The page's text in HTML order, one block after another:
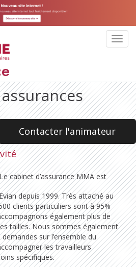
Contacter l'animateur
Le cabinet d’assurance MMA est
depuis 1999. Très attaché au
clients particuliers sont à 95%
également plus de
tailles. Nous sommes également
sur l’ensemble du
les travailleurs
spécifiques.